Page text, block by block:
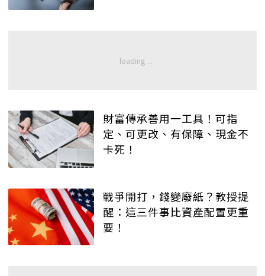
財富傳承善用一工具！可指
定、可更改、有保障、現金不
卡死！
戰爭開打，錢變廢紙？教授提
醒：這三件事比資產配置更重
要！